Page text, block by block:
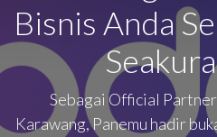
Bisnis Anda
Sebagai Official
Karawang, Panemu hadir